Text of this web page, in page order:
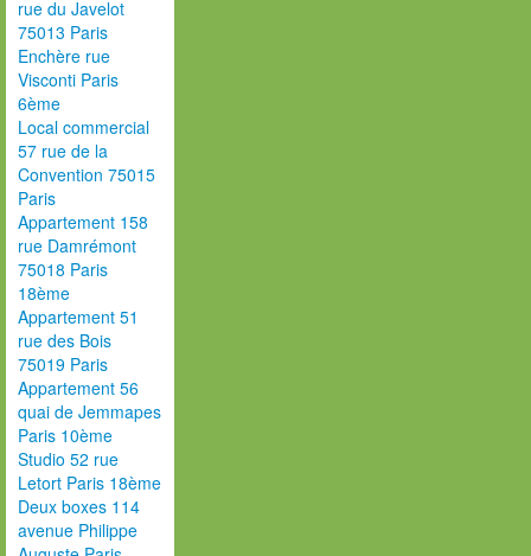
rue du Javelot
75013 Paris
Enchère rue
Visconti Paris
6ème
Local commercial
57 rue de la
Convention 75015
Paris
Appartement 158
rue Damrémont
75018 Paris
18ème
Appartement 51
rue des Bois
75019 Paris
Appartement 56
quai de Jemmapes
Paris 10ème
Studio 52 rue
Letort Paris 18ème
Deux boxes 114
avenue Philippe